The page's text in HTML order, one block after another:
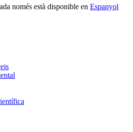
només està disponible en Espanyol